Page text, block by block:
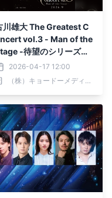
川雄大 The Greatest C
vol.3 - Man of the
-待望のシリーズ第
弾が開催決定！
2026-04-17 12:00
（株）キョードーメディアス